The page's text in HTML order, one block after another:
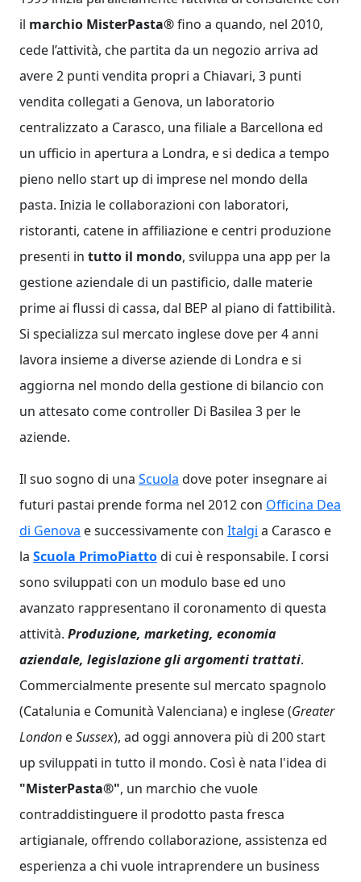
il marchio MisterPasta®fino a quando, nel 2010,
cede l’attività, che partita da un negozio arriva ad
avere 2 punti vendita propri a Chiavari, 3 punti
vendita collegati a Genova, un laboratorio
centralizzato a Carasco, una filiale a Barcellona ed
un ufficio in apertura a Londra, e si dedica a tempo
pieno nello start up di imprese nel mondo della
pasta. Inizia le collaborazioni con laboratori,
ristoranti, catene in affiliazione e centri produzione
presenti in tutto il mondo, sviluppa una app per la
gestione aziendale di un pastificio, dalle materie
prime ai flussi di cassa, dal BEP al piano di fattibilità.
Si specializza sul mercato inglese dove per 4 anni
lavora insieme a diverse aziende di Londra e si
aggiorna nel mondo della gestione di bilancio con
un attesato come controller Di Basilea 3 per le
aziende.
Il suo sogno di una Scuola dove poter insegnare ai
futuri pastai prende forma nel 2012 con Officina Dea
di Genova e successivamente con Italgi a Carasco e
la Scuola PrimoPiattodi cui è responsabile. I corsi
sono sviluppati con un modulo base ed uno
avanzato rappresentano il coronamento di questa
attività. Produzione, marketing, economia
aziendale, legislazione gli argomenti trattati.
Commercialmente presente sul mercato spagnolo
(Catalunia e Comunità Valenciana) e inglese (Greater
London eSussex), ad oggi annovera più di 200 start
up sviluppati in tutto il mondo. Così è nata l'idea di
"MisterPasta®", un marchio che vuole
contraddistinguere il prodotto pasta fresca
artigianale, offrendo collaborazione, assistenza ed
esperienza a chi vuole intraprendere un business